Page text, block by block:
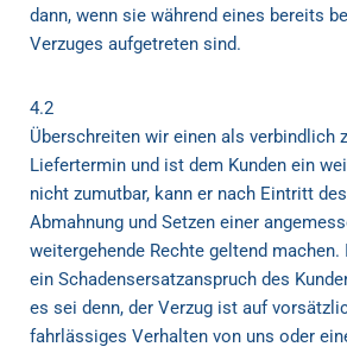
dann, wenn sie während eines bereits
Verzuges aufgetreten sind.
4.2
Überschreiten wir einen als verbindlich
Liefertermin und ist dem Kunden ein
nicht zumutbar, kann er nach Eintritt
Abmahnung und Setzen einer
weitergehende Rechte geltend
ein Schadensersatzanspruch des
es sei denn, der Verzug ist auf
fahrlässiges Verhalten von uns oder